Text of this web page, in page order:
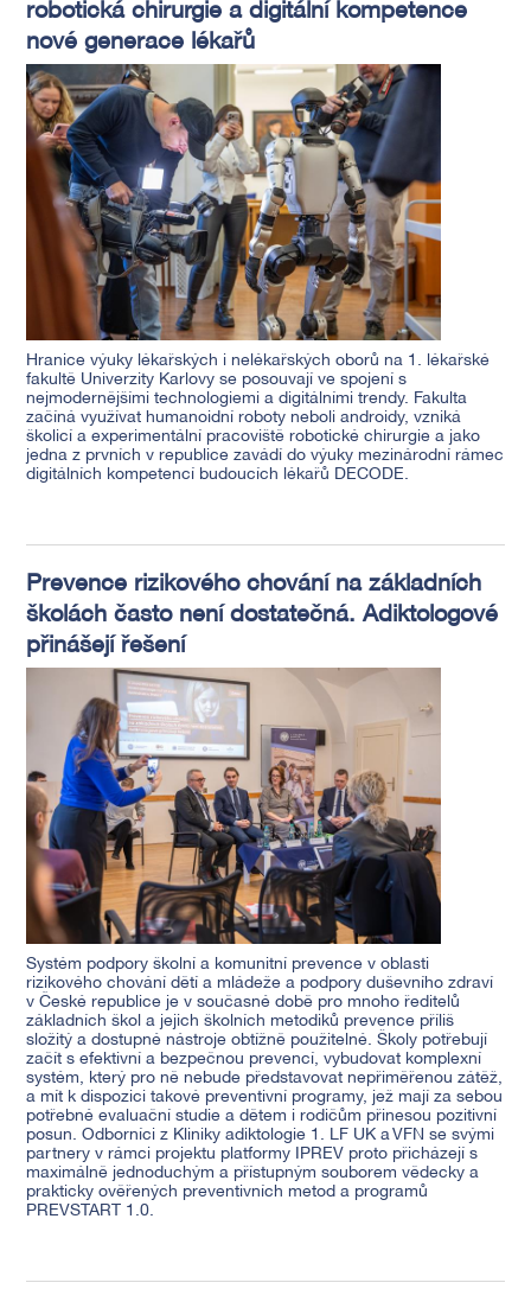
robotická chirurgie a digitální kompetence
nové generace lékařů
Hranice výuky lékařských i nelékařských oborů na 1. lékařské
fakultě Univerzity Karlovy se posouvají ve spojení s
nejmodernějšími technologiemi a digitálními trendy. Fakulta
začíná využívat humanoidní roboty neboli androidy, vzniká
školicí a experimentální pracoviště robotické chirurgie a jako
jedna z prvních v republice zavádí do výuky mezinárodní rámec
digitálních kompetencí budoucích lékařů DECODE.
Prevence rizikového chování na základních
školách často není dostatečná. Adiktologové
přinášejí řešení
Systém podpory školní a komunitní prevence v oblasti
rizikového chování dětí a mládeže a podpory duševního zdraví
v České republice je v současné době pro mnoho ředitelů
základních škol a jejich školních metodiků prevence příliš
složitý a dostupné nástroje obtížně použitelné. Školy potřebují
začít s efektivní a bezpečnou prevencí, vybudovat komplexní
systém, který pro ně nebude představovat nepřiměřenou zátěž,
a mít k dispozici takové preventivní programy, jež mají za sebou
potřebné evaluační studie a dětem i rodičům přinesou pozitivní
posun. Odborníci z Kliniky adiktologie 1. LF UK a VFN se svými
partnery v rámci projektu platformy IPREV proto přicházejí s
maximálně jednoduchým a přístupným souborem vědecky a
prakticky ověřených preventivních metod a programů
PREVSTART 1.0.